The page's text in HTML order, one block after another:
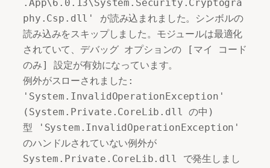
.App\6.0.13\System.Security.Cryptogra
phy.Csp.dll' が読み込まれました。シンボルの
読み込みをスキップしました。モジュールは最適化
されていて、デバッグ オプションの [マイ コード
のみ] 設定が有効になっています。
例外がスローされました:
'System.InvalidOperationException'
(System.Private.CoreLib.dll の中)
型 'System.InvalidOperationException'
のハンドルされていない例外が
System.Private.CoreLib.dll で発生しまし